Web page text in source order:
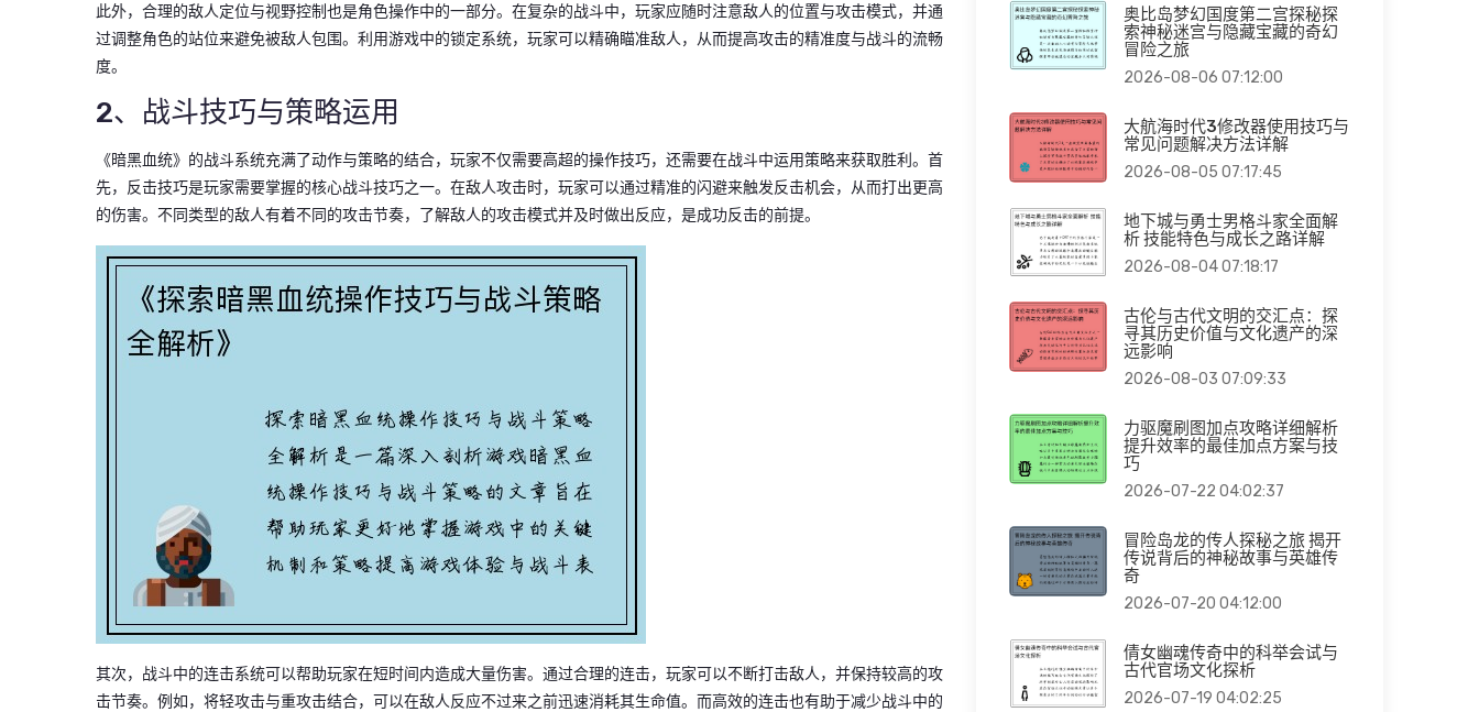
此外，合理的敌人定位与视野控制也是角色操作中的一部分。在复杂的战斗中，玩家应随时注意敌人的位置与攻击模式，并通
过调整角色的站位来避免被敌人包围。利用游戏中的锁定系统，玩家可以精确瞄准敌人，从而提高攻击的精准度与战斗的流畅
度。
2、战斗技巧与策略运用
《暗黑血统》的战斗系统充满了动作与策略的结合，玩家不仅需要高超的操作技巧，还需要在战斗中运用策略来获取胜利。首
先，反击技巧是玩家需要掌握的核心战斗技巧之一。在敌人攻击时，玩家可以通过精准的闪避来触发反击机会，从而打出更高
的伤害。不同类型的敌人有着不同的攻击节奏，了解敌人的攻击模式并及时做出反应，是成功反击的前提。
其次，战斗中的连击系统可以帮助玩家在短时间内造成大量伤害。通过合理的连击，玩家可以不断打击敌人，并保持较高的攻
击节奏。例如，将轻攻击与重攻击结合，可以在敌人反应不过来之前迅速消耗其生命值。而高效的连击也有助于减少战斗中的
奥比岛梦幻国度第二宫探秘探
索神秘迷宫与隐藏宝藏的奇幻
冒险之旅
2026-08-06 07:12:00
大航海时代3修改器使用技巧与
常见问题解决方法详解
2026-08-05 07:17:45
地下城与勇士男格斗家全面解
析 技能特色与成长之路详解
2026-08-04 07:18:17
古伦与古代文明的交汇点：探
寻其历史价值与文化遗产的深
远影响
2026-08-03 07:09:33
力驱魔刷图加点攻略详细解析
提升效率的最佳加点方案与技
巧
2026-07-22 04:02:37
冒险岛龙的传人探秘之旅 揭开
传说背后的神秘故事与英雄传
奇
2026-07-20 04:12:00
倩女幽魂传奇中的科举会试与
古代官场文化探析
2026-07-19 04:02:25